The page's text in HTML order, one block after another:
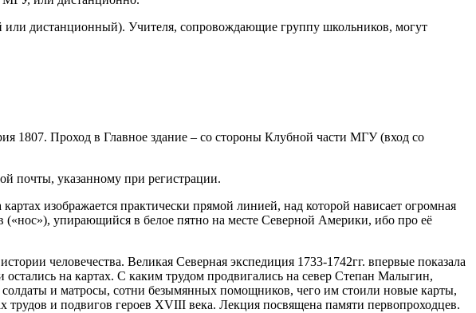
или дистанционный). Учителя, сопровождающие группу школьников, могут
1807. Проход в Главное здание – со стороны Клубной части МГУ (вход со
почты, указанному при регистрации.
изображается практически прямой линией, над которой нависает огромная
упирающийся в белое пятно на месте Северной Америки, ибо про её
человечества. Великая Северная экспедиция 1733-1742гг. впервые показала
на картах. С каким трудом продвигались на север Степан Малыгин,
и матросы, сотни безымянных помощников, чего им стоили новые карты,
и подвигов героев XVIII века. Лекция посвящена памяти первопроходцев.